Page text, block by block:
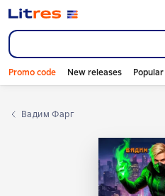
Promo code New releases Popular
Вадим Фарг